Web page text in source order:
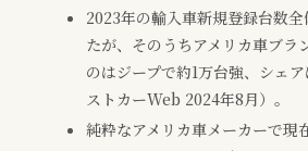
2023年の輸入車新規登録台数
たが、そのうちアメリカ車ブラ
のはジープで約1万台強、シェ
ストカーWeb 2024年8月）。
純粋なアメリカ車メーカーで現